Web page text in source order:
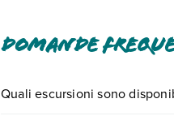
Domande
Quali escursioni sono